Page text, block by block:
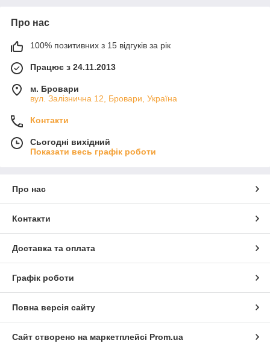
Про нас
100% позитивних з 15 відгуків за рік
Працює з 24.11.2013
м. Бровари
вул. Залізнична 12, Бровари, Україна
Контакти
Сьогодні вихідний
Показати весь графік роботи
Про нас
Контакти
Доставка та оплата
Графік роботи
Повна версія сайту
Сайт створено на маркетплейсі Prom.ua